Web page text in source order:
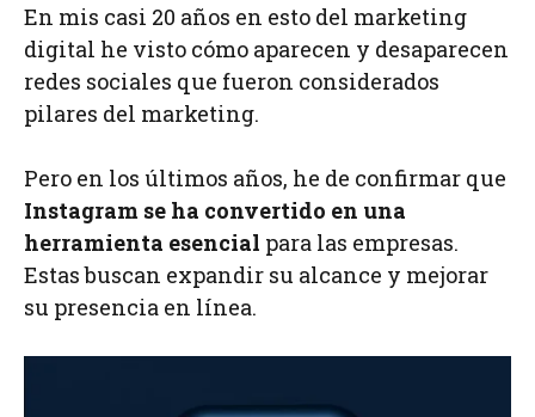
En mis casi 20 años en esto del marketing
digital he visto cómo aparecen y desaparecen
redes sociales que fueron considerados
pilares del marketing.
Pero en los últimos años, he de confirmar que
Instagram se ha convertido en una
herramienta esencial para las empresas.
Estas buscan expandir su alcance y mejorar
su presencia en línea.